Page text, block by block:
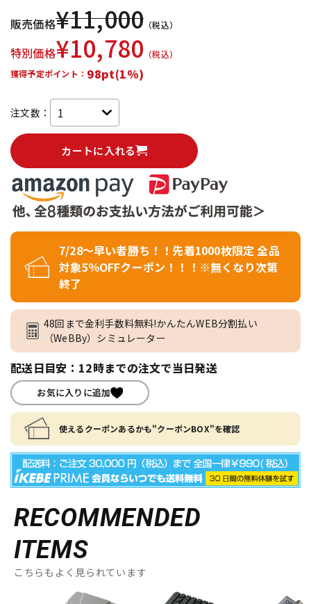
販売価格¥11,000 （税込）
特別価格¥10,780 （税込）
獲得予定ポイント： 98pt(1%)
注文数：
カートに入れる
7/28～早い者勝ち！！先着1000枚限定 全品
対象5％OFFクーポン！！！※無くなり次第
終了
48回まで金利手数料無料!かんたんWEB分割払い
（WeBBy）シミュレーター
配送日目安：12時までの注文で当日発送
お気に入りに追加
使えるクーポンあるかも"クーポンBOX"を確認
RECOMMENDED
ITEMS
こちらもよく見られています